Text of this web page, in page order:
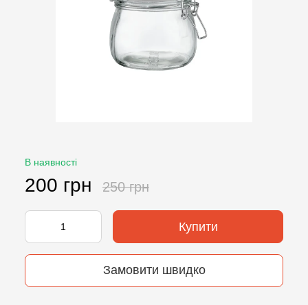
В наявності
200 грн 250 грн
Купити
Замовити швидко